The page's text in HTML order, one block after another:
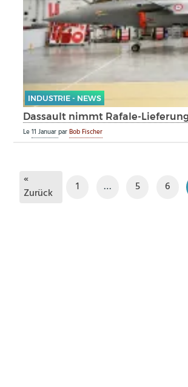
INDUSTRIE - NEWS
Dassault nimmt Rafale-
Le11 JanuarparBob Fischer
«
Zurück
1 … 5 6